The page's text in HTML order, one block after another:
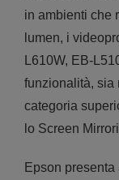
in ambienti che
lumen, i
L610W, EB-
funzionalità, sia
categoria
lo Screen
Epson